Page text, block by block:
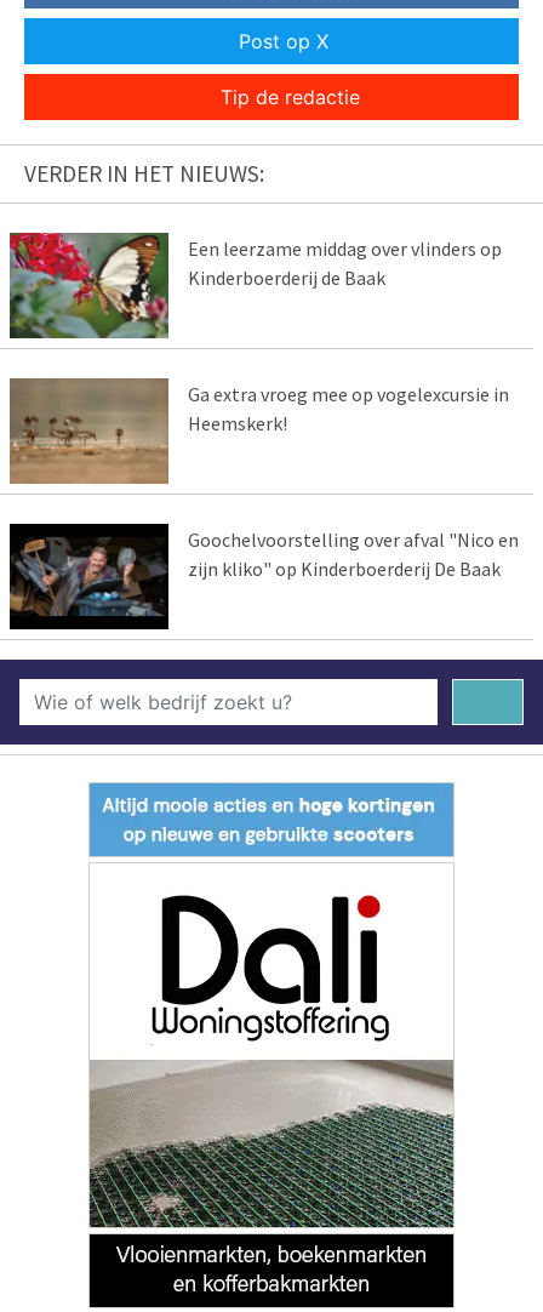
Post op X
Tip de redactie
VERDER IN HET NIEUWS:
Een leerzame middag over vlinders op
Kinderboerderij de Baak
Ga extra vroeg mee op vogelexcursie in
Heemskerk!
Goochelvoorstelling over afval "Nico en
zijn kliko" op Kinderboerderij De Baak